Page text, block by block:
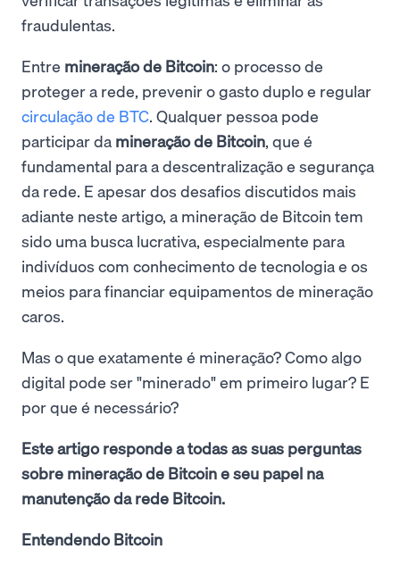
fraudulentas.
Entre mineração de Bitcoin: o processo de
proteger a rede, prevenir o gasto duplo e regular
circulação de BTC. Qualquer pessoa pode
participar da mineração de Bitcoin, que é
fundamental para a descentralização e segurança
da rede. E apesar dos desafios discutidos mais
adiante neste artigo, a mineração de Bitcoin tem
sido uma busca lucrativa, especialmente para
indivíduos com conhecimento de tecnologia e os
meios para financiar equipamentos de mineração
caros.
Mas o que exatamente é mineração? Como algo
digital pode ser "minerado" em primeiro lugar? E
por que é necessário?
Este artigo responde a todas as suas perguntas
sobre mineração de Bitcoin e seu papel na
manutenção da rede Bitcoin.
Entendendo Bitcoin